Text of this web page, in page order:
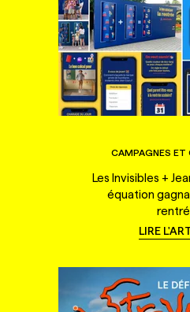
CAMPAGNES ET
Les Invisibles +
équation
LIRE